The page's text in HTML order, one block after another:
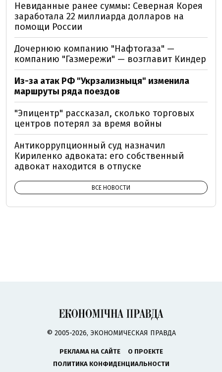
Невиданные ранее суммы: Северная Корея
заработала 22 миллиарда долларов на
помощи России
Дочернюю компанию "Нафтогаза" —
компанию "Газмережи" — возглавит Киндер
Из-за атак РФ "Укрзализныця" изменила
маршруты ряда поездов
"Эпицентр" рассказал, сколько торговых
центров потерял за время войны
Антикоррупционный суд назначил
Кириленко адвоката: его собственный
адвокат находится в отпуске
ВСЕ НОВОСТИ
© 2005-2026, ЭКОНОМИЧЕСКАЯ ПРАВДА
РЕКЛАМА НА САЙТЕ
О ПРОЕКТЕ
ПОЛИТИКА КОНФИДЕНЦИАЛЬНОСТИ